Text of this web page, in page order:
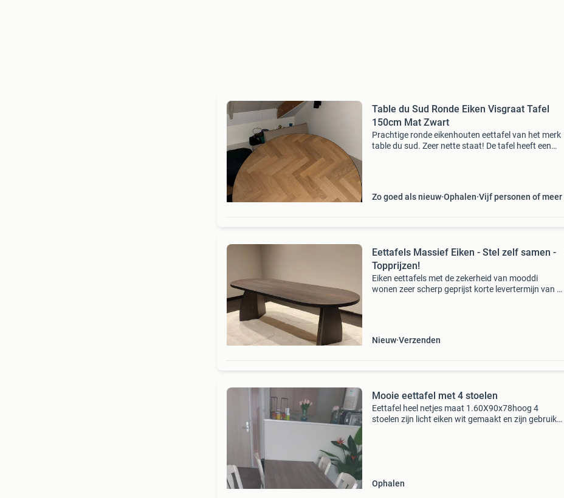
Table du Sud Ronde Eiken Visgraat Tafel
150cm Mat Zwart
Prachtige ronde eikenhouten eettafel van het merk
table du sud. Zeer nette staat! De tafel heeft een
Zo goed als nieuw Ophalen Vijf personen of meer
Eettafels Massief Eiken - Stel zelf samen -
Topprijzen!
Eiken eettafels met de zekerheid van mooddi
wonen zeer scherp geprijst korte levertermijn van 4-
Nieuw Verzenden
Mooie eettafel met 4 stoelen
Eettafel heel netjes maat 1.60X90x78hoog 4
stoelen zijn licht eiken wit gemaakt en zijn gebruikt
Ophalen